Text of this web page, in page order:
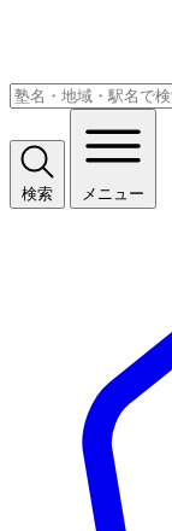
検索 メニュー